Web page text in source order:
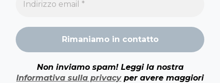
Non inviamo spam! Leggi la nostra
Informativa sulla privacyper avere maggiori